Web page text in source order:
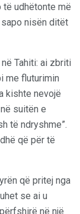
të udhëtonte më
nisën ditët
Tahiti: ai zbriti
me fluturimin
kishte nevojë
suitën e
të ndryshme”.
që për të
që pritej nga
se ai u
në një